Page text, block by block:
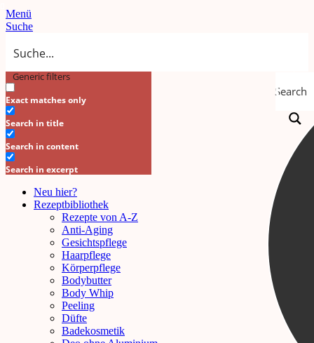
Menü
Suche
Search
Generic filters
Exact matches only
Search in title
Search in content
Search in excerpt
Neu hier?
Rezeptbibliothek
Rezepte von A-Z
Anti-Aging
Gesichtspflege
Haarpflege
Körperpflege
Bodybutter
Body Whip
Peeling
Düfte
Badekosmetik